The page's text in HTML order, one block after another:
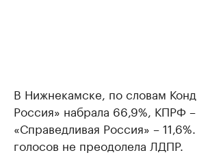
В Нижнекамске, по словам
Россия» набрала 66,9%, КПРФ –
«Справедливая Россия» –
голосов не преодолела ЛДПР.